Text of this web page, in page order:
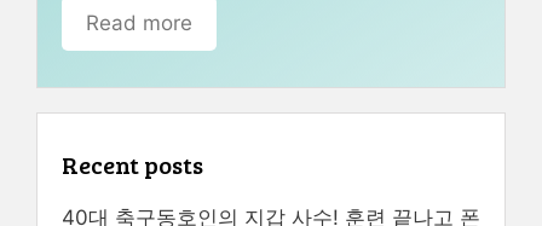
Read more
Recent posts
40대 축구동호인의 지갑 사수! 훈련 끝나고 폰